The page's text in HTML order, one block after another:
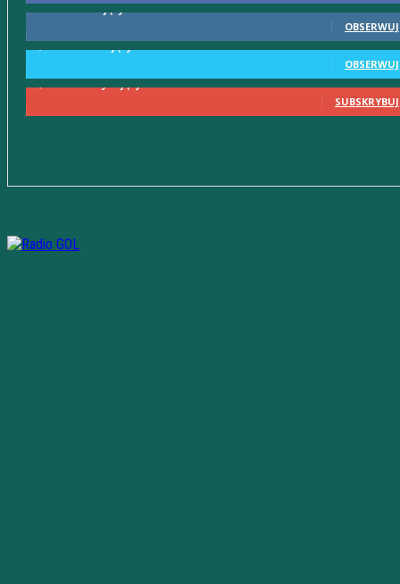
615 Obserwujący
OBSERWUJ
2,580 Obserwujący
OBSERWUJ
2,230 Subskrybujący
SUBSKRYBUJ